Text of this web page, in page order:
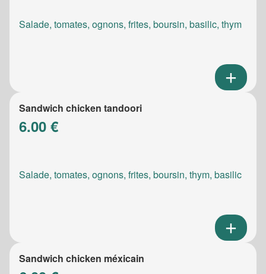
Salade, tomates, ognons, frites, boursin, basilic, thym
Sandwich chicken tandoori
6.00 €
Salade, tomates, ognons, frites, boursin, thym, basilic
Sandwich chicken méxicain